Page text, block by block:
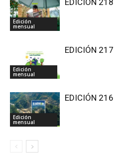
Edición
mensual
EDICIÓN 218
Edición
mensual
EDICIÓN 217
Edición
mensual
EDICIÓN 216